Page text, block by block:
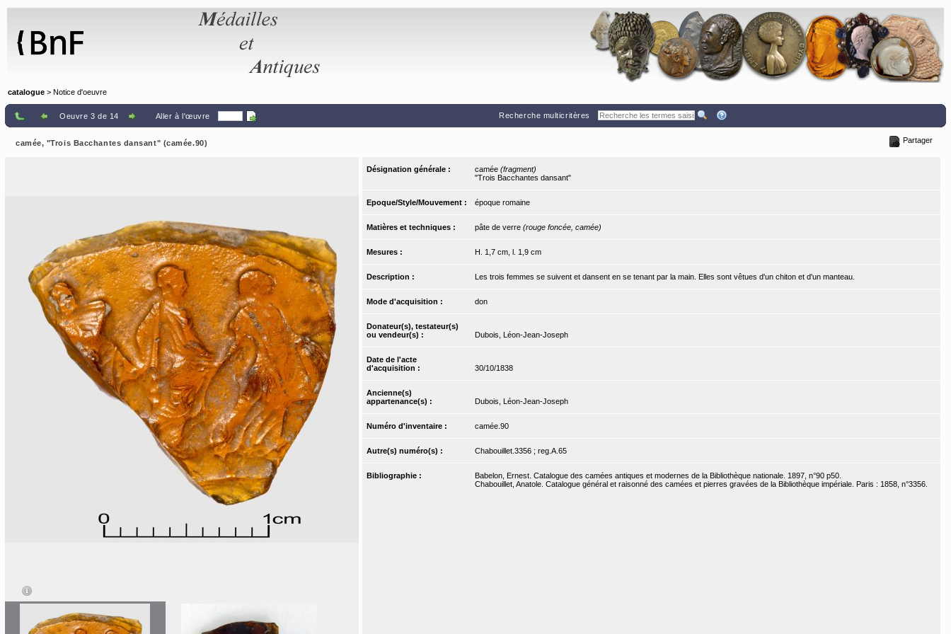
catalogue > Notice d'oeuvre
Oeuvre 3 de 14 Aller à l'œuvre Recherche multicritères
camée, "Trois Bacchantes dansant" (camée.90) Partager
Désignation générale : camée (fragment)
"Trois Bacchantes dansant"
Epoque/Style/Mouvement : époque romaine
Matières et techniques : pâte de verre (rouge foncée, camée)
Mesures : H. 1,7 cm, l. 1,9 cm
Description : Les trois femmes se suivent et dansent en se tenant par la main. Elles sont vêtues d'un chiton et d'un manteau.
Mode d'acquisition : don
Donateur(s), testateur(s)
ou vendeur(s) :
Dubois, Léon-Jean-Joseph
Date de l'acte
d'acquisition :
30/10/1838
Ancienne(s)
appartenance(s) :
Dubois, Léon-Jean-Joseph
Numéro d'inventaire : camée.90
Autre(s) numéro(s) : Chabouillet.3356 ; reg.A.65
Bibliographie :
Babelon, Ernest. Catalogue des camées antiques et modernes de la Bibliothèque nationale. 1897, n°90 p50.
Chabouillet, Anatole. Catalogue général et raisonné des camées et pierres gravées de la Bibliothèque impériale. Paris : 1858, n°3356.